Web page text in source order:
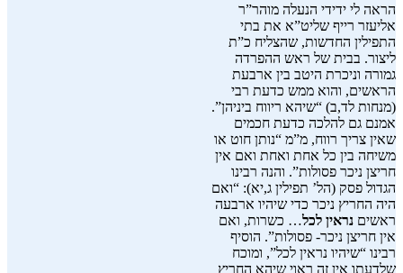
הראה לי ידידי הנעלה מוהר”ר
אליעזר רייף שליט”א את בתי
התפילין החדשות, שהצליח כ”ת
ליצור. בבית של ראש ההפרדה
גמורה וניכרת היטב בין ארבעת
הראשים, והוא ממש כדעת רבי
(מנחות לד,ב) “שיהא ריווח ביניהן”.
אמנם גם להלכה כדעת חכמים
שאין צריך רווח, מ”מ “נותן חוט או
משיחה בין כל אחת ואחת ואם אין
חריצן ניכר פסולות”. והנה רבינו
הגדול פסק (הל’ תפילין ג,יא): “ואם
היה החריץ ניכר כדי שיהיו ארבעה
ראשים נראין לכל… כשרות, ואם
אין חריצן ניכר- פסולות”. הוסיף
רבינו “שיהיו נראין לכל”, ומוכח
שלדעתו אין זה ראוי שיהא החריץ